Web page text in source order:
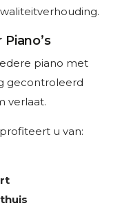
piano met
gecontroleerd
verlaat.
u van: